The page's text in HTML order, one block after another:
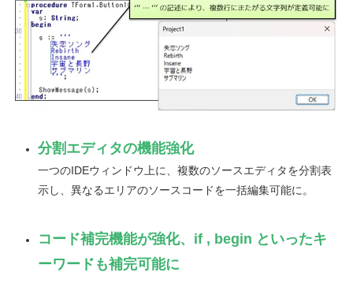
分割エディタの機能強化
一つのIDEウィンドウ上に、複数のソースエディタを分割表
示し、異なるエリアのソースコードを一括編集可能に。
コード補完機能が強化、if , begin といったキ
ーワードも補完可能に